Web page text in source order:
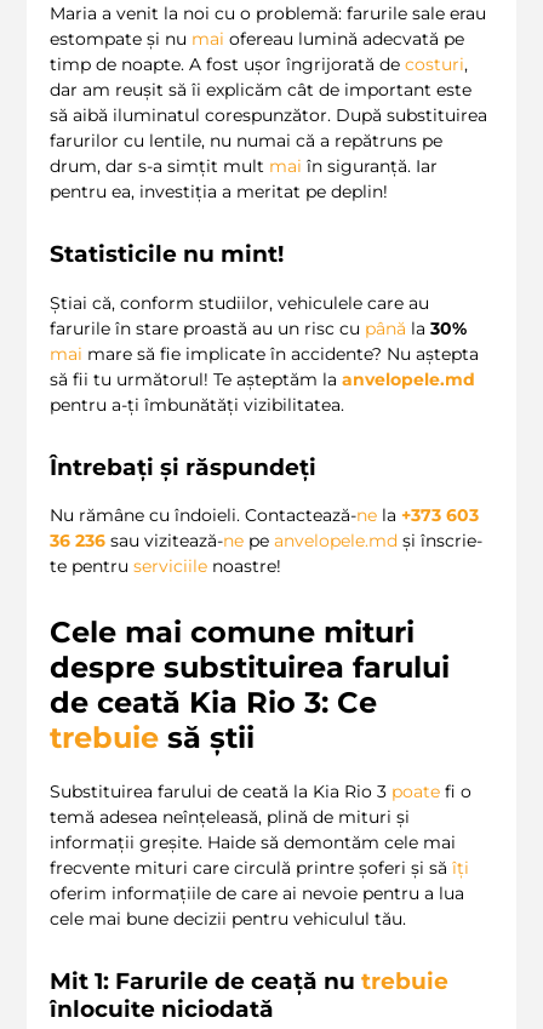
Maria a venit la noi cu o problemă: farurile sale erau
estompate și nu mai ofereau lumină adecvată pe
timp de noapte. A fost ușor îngrijorată de costuri,
dar am reușit să îi explicăm cât de important este
să aibă iluminatul corespunzător. După substituirea
farurilor cu lentile, nu numai că a repătruns pe
drum, dar s-a simțit mult mai în siguranță. Iar
pentru ea, investiția a meritat pe deplin!
Statisticile nu mint!
Știai că, conform studiilor, vehiculele care au
farurile în stare proastă au un risc cu până la 30%
mai mare să fie implicate în accidente? Nu aștepta
să fii tu următorul! Te așteptăm la anvelopele.md
pentru a-ți îmbunătăți vizibilitatea.
Întrebați și răspundeți
Nu rămâne cu îndoieli. Contactează-ne la +373 603
36 236 sau vizitează-ne pe anvelopele.md și înscrie-
te pentru serviciile noastre!
Cele mai comune mituri
despre substituirea farului
de ceată Kia Rio 3: Ce
trebuie să știi
Substituirea farului de ceată la Kia Rio 3 poate fi o
temă adesea neînțeleasă, plină de mituri și
informații greșite. Haide să demontăm cele mai
frecvente mituri care circulă printre șoferi și să îți
oferim informațiile de care ai nevoie pentru a lua
cele mai bune decizii pentru vehiculul tău.
Mit 1: Farurile de ceață nu trebuie
înlocuite niciodată